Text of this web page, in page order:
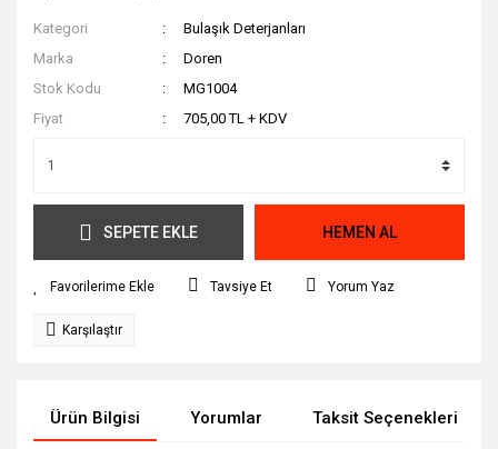
Kategori
Bulaşık Deterjanları
Marka
Doren
Stok Kodu
MG1004
Fiyat
705,00 TL + KDV
SEPETE EKLE HEMEN AL
Tavsiye Et Yorum Yaz
Karşılaştır
Ürün Bilgisi Yorumlar Taksit Seçenekleri